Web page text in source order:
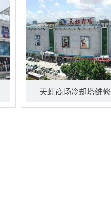
天虹商场冷却塔维修